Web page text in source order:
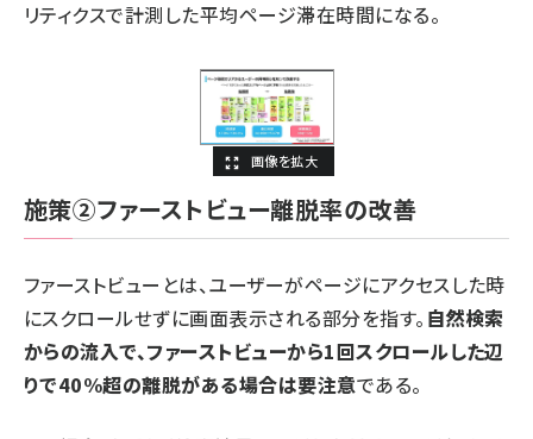
リティクスで計測した平均ページ滞在時間になる。
施策②ファーストビュー離脱率の改善
ファーストビューとは、ユーザーがページにアクセスした時
にスクロールせずに画面表示される部分を指す。 自然検索
からの流入で、ファーストビューから1回スクロールした辺
りで40%超の離脱がある場合は要注意である。